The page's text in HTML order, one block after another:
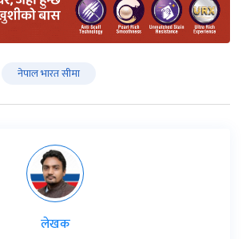
नेपाल भारत सीमा
लेखक